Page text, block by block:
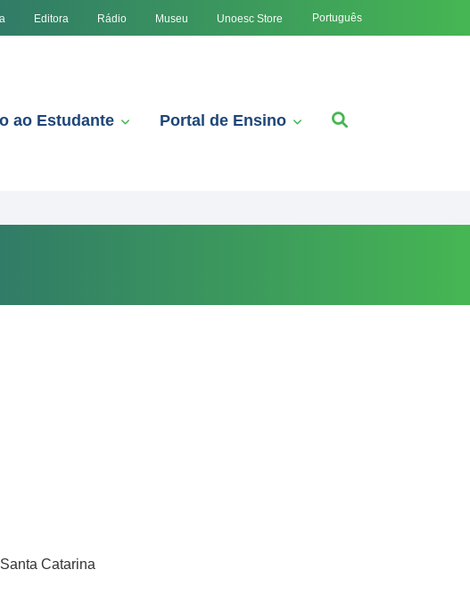
Editora Rádio Museu Unoesc Store Português
ao Estudante Portal de Ensino
Catarina